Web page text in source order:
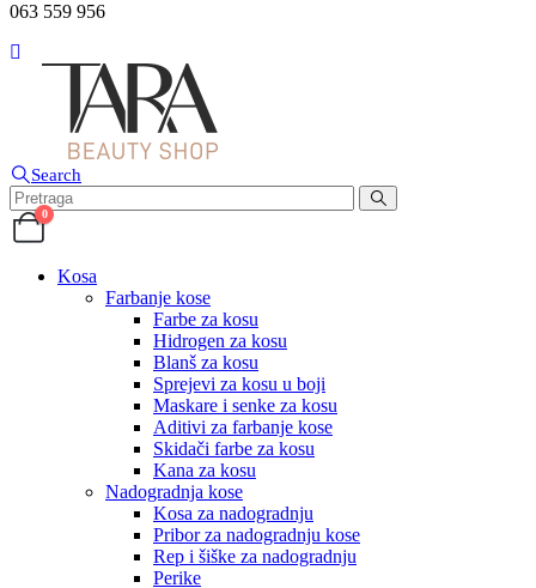
063 559 956
Search
0
Kosa
Farbanje kose
Farbe za kosu
Hidrogen za kosu
Blanš za kosu
Sprejevi za kosu u boji
Maskare i senke za kosu
Aditivi za farbanje kose
Skidači farbe za kosu
Kana za kosu
Nadogradnja kose
Kosa za nadogradnju
Pribor za nadogradnju kose
Rep i šiške za nadogradnju
Perike